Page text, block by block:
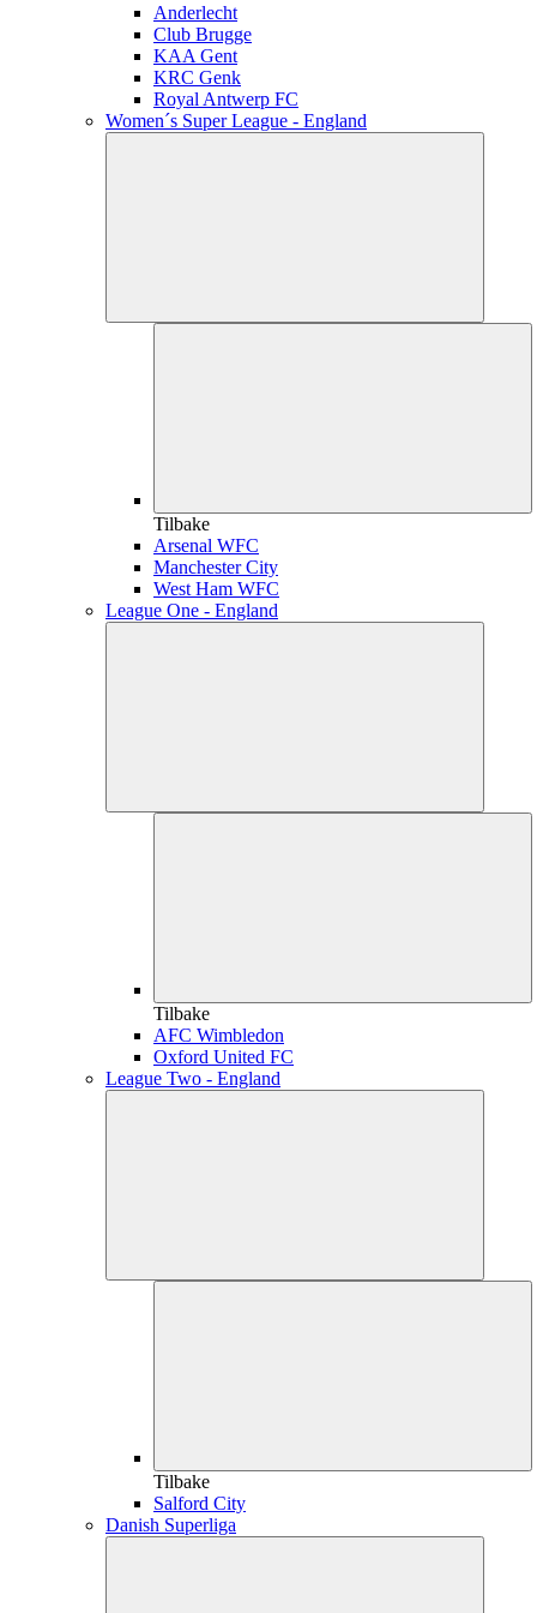
Anderlecht
Club Brugge
KAA Gent
KRC Genk
Royal Antwerp FC
Women´s Super League - England
Tilbake
Arsenal WFC
Manchester City
West Ham WFC
League One - England
Tilbake
AFC Wimbledon
Oxford United FC
League Two - England
Tilbake
Salford City
Danish Superliga